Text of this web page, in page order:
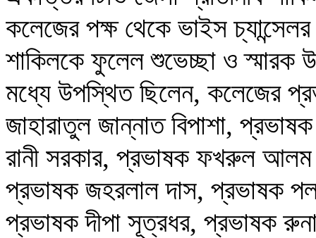
কলেজের পক্ষ থেকে ভাইস
শাকিলকে ফুলেল শুভেচ্ছা ও স্মারক
মধ্যে উপস্থিত ছিলেন, কলেজের
জাহারাতুল জান্নাত বিপাশা,
রানী সরকার, প্রভাষক ফখরুল আলম
প্রভাষক জহরলাল দাস, প্রভাষক
প্রভাষক দীপা সূত্রধর, প্রভাষক